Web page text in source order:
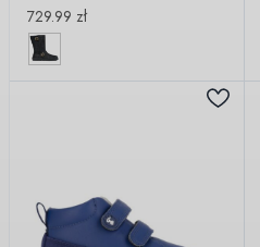
729.99 zł